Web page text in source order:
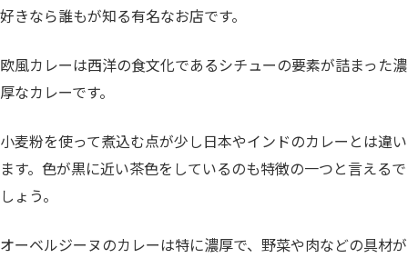
好きなら誰もが知る有名なお店です。
欧風カレーは西洋の食文化であるシチューの要素が詰まった濃
厚なカレーです。
小麦粉を使って煮込む点が少し日本やインドのカレーとは違い
ます。色が黒に近い茶色をしているのも特徴の一つと言えるで
しょう。
オーベルジーヌのカレーは特に濃厚で、野菜や肉などの具材が